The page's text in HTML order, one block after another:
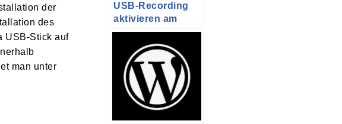
der
des
USB-Stick auf
man unter
USB-Recording
aktivieren am
Grundig VLE 922
BL ohne
geänderte
Firmware